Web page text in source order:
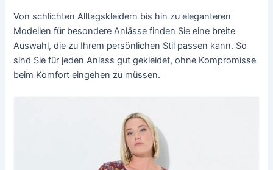
Von schlichten Alltagskleidern bis hin zu eleganteren
Modellen für besondere Anlässe finden Sie eine breite
Auswahl, die zu Ihrem persönlichen Stil passen kann. So
sind Sie für jeden Anlass gut gekleidet, ohne Kompromisse
beim Komfort eingehen zu müssen.